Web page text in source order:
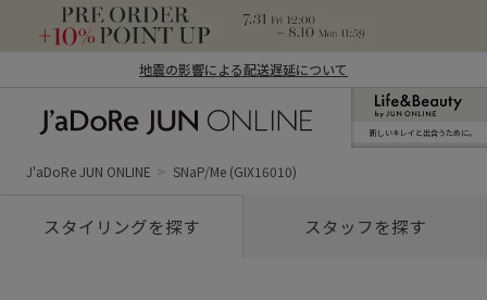
地震の影響による配送遅延について
ン オンライン）
新しいキレイと出合うために。
J'aDoRe JUN ONLINE SNaP/Me (GIX16010)
スタイリングを探す スタッフを探す